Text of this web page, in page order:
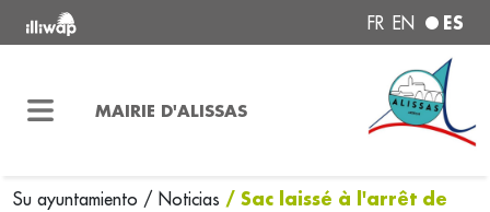
FR EN ES
MAIRIE D'ALISSAS
Su ayuntamiento / Noticias / Sac laissé à l'arrêt de